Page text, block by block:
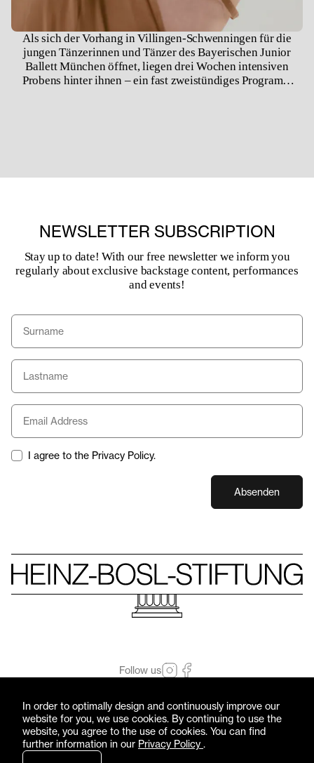
Als sich der Vorhang in Villingen-Schwenningen für die
jungen Tänzerinnen und Tänzer des Bayerischen Junior
Ballett München öffnet, liegen drei Wochen intensiven
Probens hinter ihnen – ein fast zweistündiges Programm
NEWSLETTER SUBSCRIPTION
Stay up to date! With our free newsletter we inform you
regularly about exclusive backstage content, performances
and events!
I agree to the Privacy Policy.
Absenden
Follow us
ImprintPrivacy Policy
In order to optimally design and continuously improve our
website for you, we use cookies. By continuing to use the
website, you agree to the use of cookies. You can find
further information in our Privacy Policy .